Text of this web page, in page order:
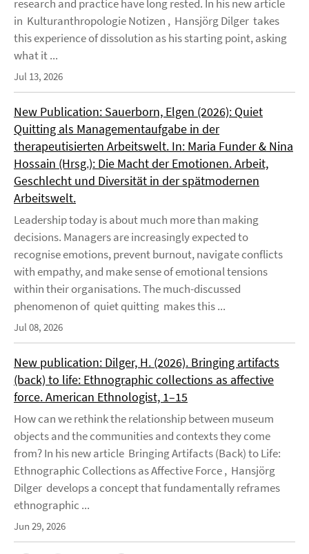
research and practice have long rested. In his new article
in Kulturanthropologie Notizen , Hansjörg Dilger takes
this experience of dissolution as his starting point, asking
what it ...
Jul 13, 2026
New Publication: Sauerborn, Elgen (2026): Quiet
Quitting als Managementaufgabe in der
therapeutisierten Arbeitswelt. In: Maria Funder & Nina
Hossain (Hrsg.): Die Macht der Emotionen. Arbeit,
Geschlecht und Diversität in der spätmodernen
Arbeitswelt.
Leadership today is about much more than making
decisions. Managers are increasingly expected to
recognise emotions, prevent burnout, navigate conflicts
with empathy, and make sense of emotional tensions
within their organisations. The much-discussed
phenomenon of quiet quitting makes this ...
Jul 08, 2026
New publication: Dilger, H. (2026). Bringing artifacts
(back) to life: Ethnographic collections as affective
force. American Ethnologist, 1–15
How can we rethink the relationship between museum
objects and the communities and contexts they come
from? In his new article Bringing Artifacts (Back) to Life:
Ethnographic Collections as Affective Force , Hansjörg
Dilger develops a concept that fundamentally reframes
ethnographic ...
Jun 29, 2026